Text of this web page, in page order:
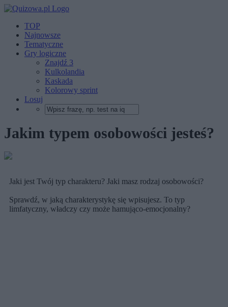
TOP
Najnowsze
Tematyczne
Gry logiczne
Znajdź 3
Kulkolandia
Kaskada
Kolorowy sprint
Losuj
Jakim typem osobowości jesteś?
Jaki jest Twój typ charakteru? Jaki masz rodzaj osobowości?
Sprawdź, w jaką charakterystykę się wpisujesz. To typ
limfatyczny, władczy czy może hamująco-emocjonalny?